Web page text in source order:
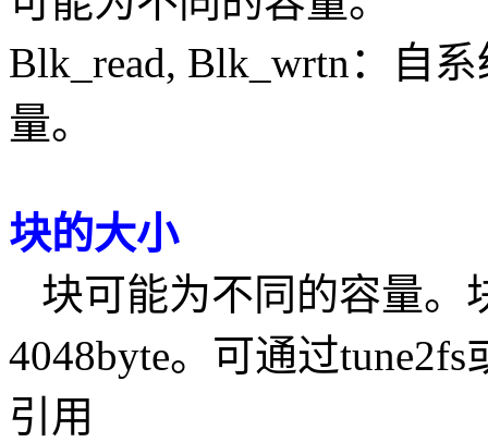
Blk_read, Blk_wrtn：自
量。
块的大小
块可能为不同的容量。
4048byte。可通过tune2fs
引用